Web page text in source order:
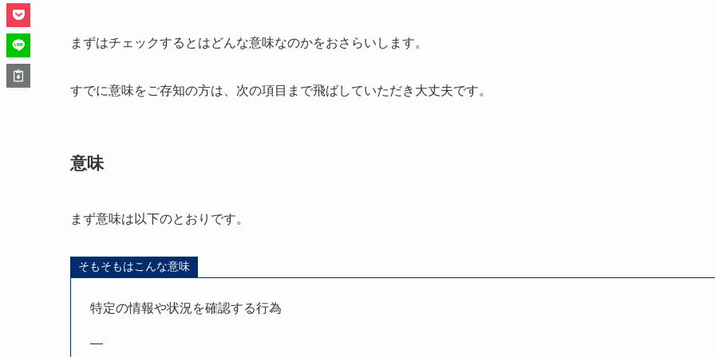
まずはチェックするとはどんな意味なのかをおさらいします。
すでに意味をご存知の方は、次の項目まで飛ばしていただき大丈夫です。
意味
まず意味は以下のとおりです。
そもそもはこんな意味
特定の情報や状況を確認する行為
—